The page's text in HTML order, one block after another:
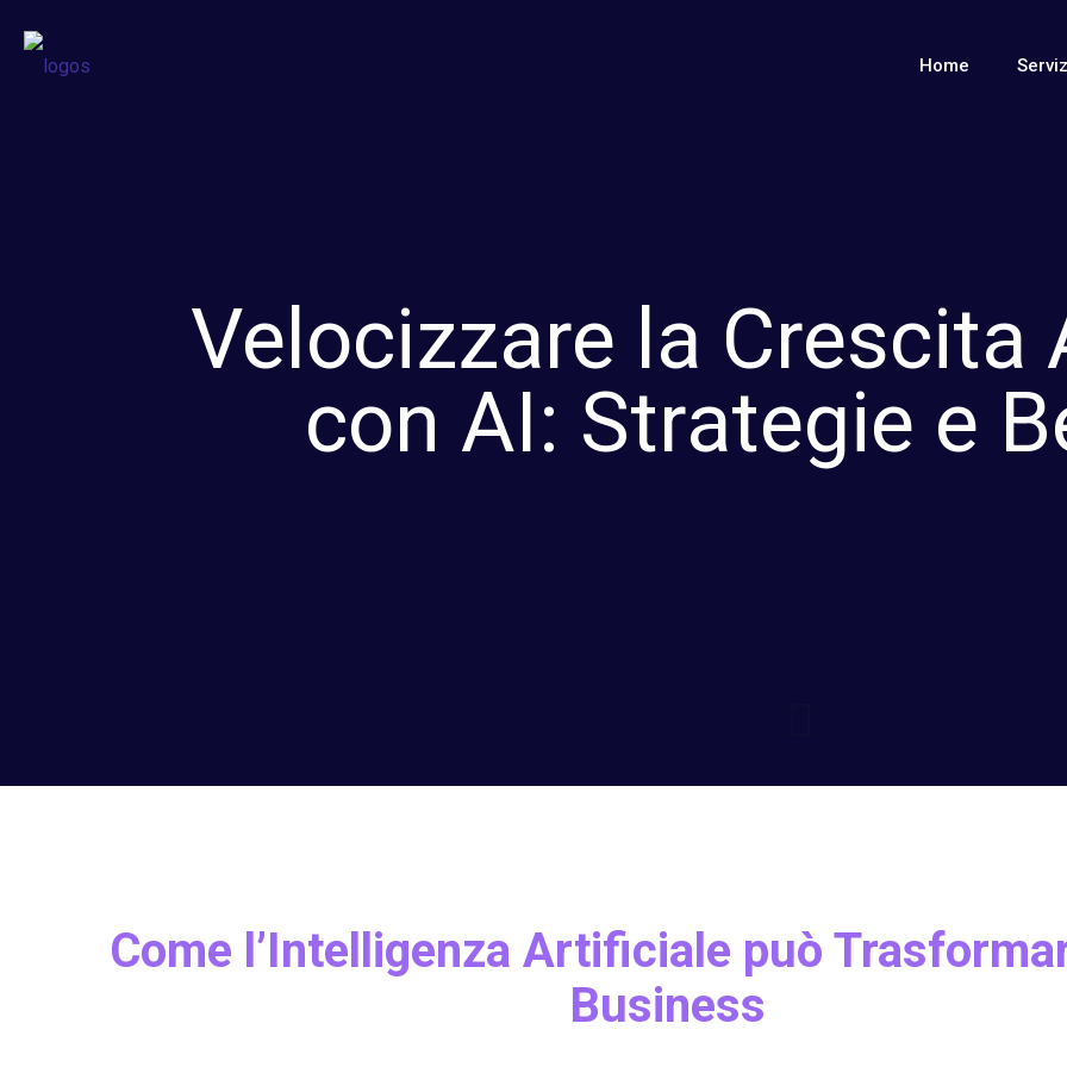
Home
Velocizzare la Crescita
con AI: Strategie e
Come l’Intelligenza Artificiale può
Business